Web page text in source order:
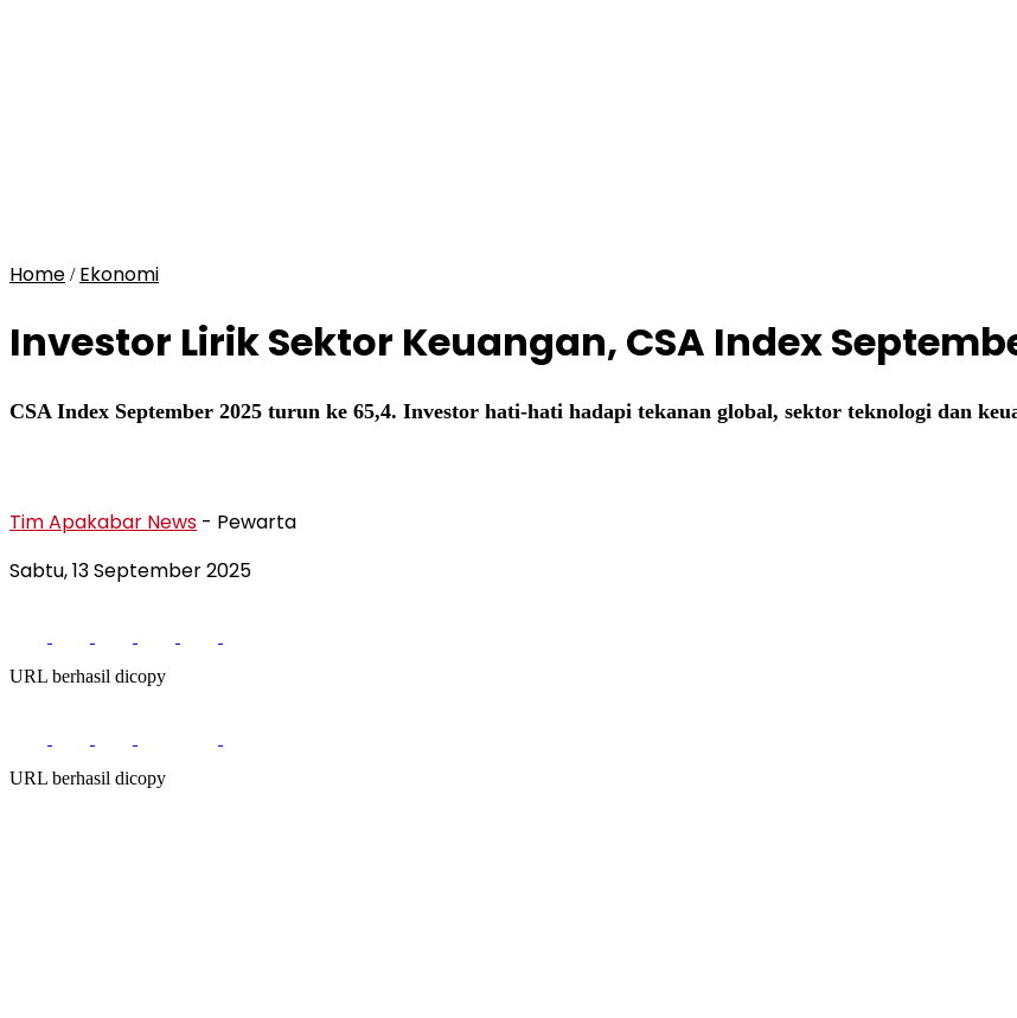
Home / Ekonomi
Investor Lirik Sektor Keuangan, CSA Index
CSA Index September 2025 turun ke 65,4. Investor hati-hati hadapi tekanan global, sektor teknologi dan
Tim Apakabar News - Pewarta
Sabtu, 13 September 2025
URL berhasil dicopy
URL berhasil dicopy